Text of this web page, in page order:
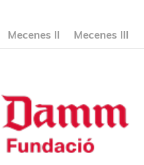
Mecenes II Mecenes III